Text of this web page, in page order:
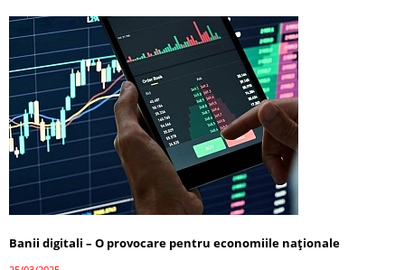
Banii digitali – O provocare pentru economiile naționale